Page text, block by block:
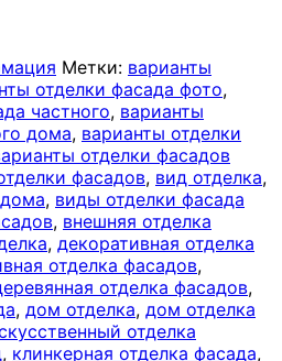
Метки: варианты
отделки фасада фото,
частного, варианты
дома, варианты отделки
отделки фасадов
фасадов, вид отделка,
, виды отделки фасада
, внешняя отделка
, декоративная отделка
отделка фасадов,
отделка фасадов,
, дом отделка, дом отделка
отделка
, клинкерная отделка фасада,